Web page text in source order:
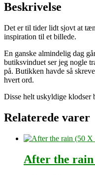
Beskrivelse
Det er til tider lidt sjovt at
inspiration til et billede.
En ganske almindelig dag
butiksvinduet ser jeg nogle
på. Butikken havde så
hvert ord.
Disse helt uskyldige klodser
Relaterede varer
After the rain